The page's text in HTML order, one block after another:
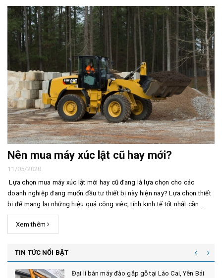
Nên mua máy xúc lật cũ hay mới?
11/05/2020
Lựa chọn mua máy xúc lật mới hay cũ đang là lựa chọn cho các
doanh nghiệp đang muốn đầu tư thiết bị này hiện nay? Lựa chọn thiết
bị để mang lại những hiệu quả công việc, tính kinh tế tốt nhất cần
những gì?
Xem thêm
TIN TỨC NỔI BẬT
Đại lí bán máy đào gắp gỗ tại Lào Cai, Yên Bái